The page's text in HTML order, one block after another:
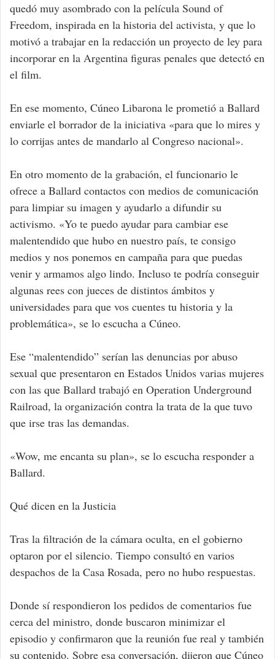
quedó muy asombrado con la película Sound of
Freedom, inspirada en la historia del activista, y que lo
motivó a trabajar en la redacción un proyecto de ley para
incorporar en la Argentina figuras penales que detectó en
el film.
En ese momento, Cúneo Libarona le prometió a Ballard
enviarle el borrador de la iniciativa «para que lo mires y
lo corrijas antes de mandarlo al Congreso nacional».
En otro momento de la grabación, el funcionario le
ofrece a Ballard contactos con medios de comunicación
para limpiar su imagen y ayudarlo a difundir su
activismo. «Yo te puedo ayudar para cambiar ese
malentendido que hubo en nuestro país, te consigo
medios y nos ponemos en campaña para que puedas
venir y armamos algo lindo. Incluso te podría conseguir
algunas rees con jueces de distintos ámbitos y
universidades para que vos cuentes tu historia y la
problemática», se lo escucha a Cúneo.
Ese “malentendido” serían las denuncias por abuso
sexual que presentaron en Estados Unidos varias mujeres
con las que Ballard trabajó en Operation Underground
Railroad, la organización contra la trata de la que tuvo
que irse tras las demandas.
«Wow, me encanta su plan», se lo escucha responder a
Ballard.
Qué dicen en la Justicia
Tras la filtración de la cámara oculta, en el gobierno
optaron por el silencio. Tiempo consultó en varios
despachos de la Casa Rosada, pero no hubo respuestas.
Donde sí respondieron los pedidos de comentarios fue
cerca del ministro, donde buscaron minimizar el
episodio y confirmaron que la reunión fue real y también
su contenido. Sobre esa conversación, dijeron que Cúneo